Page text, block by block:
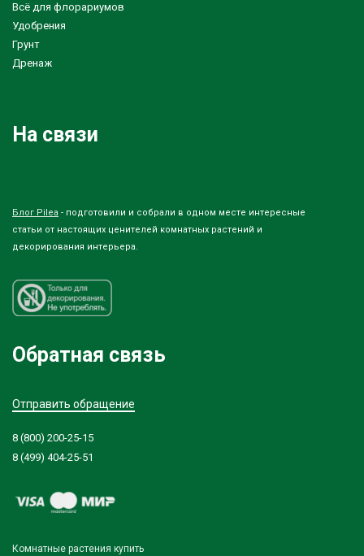
Всё для флорариумов
Удобрения
Грунт
Дренаж
На связи
Блог Pilea - подготовили и собрали в одном месте интересные
статьи от настоящих ценителей комнатных растений и
декорирования интерьера.
Обратная связь
Отправить обращение
8 (800) 200-25-15
8 (499) 404-25-51
Комнатные растения купить